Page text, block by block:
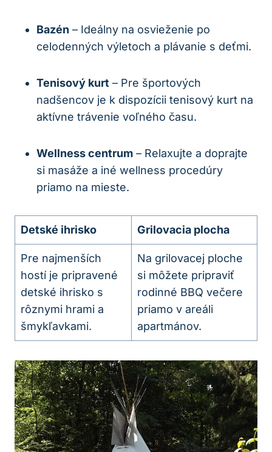
Bazén – Ideálny na osvieženie po
celodenných výletoch a plávanie s deťmi.
Tenisový kurt – Pre športových
nadšencov je k dispozícii tenisový kurt na
aktívne trávenie voľného času.
Wellness centrum – Relaxujte a doprajte
si masáže a iné wellness procedúry
priamo na mieste.
Detské ihrisko Grilovacia plocha
Pre najmenších
hostí je pripravené
detské ihrisko s
rôznymi hrami a
šmykľavkami.
Na grilovacej ploche
si môžete pripraviť
rodinné BBQ večere
priamo v areáli
apartmánov.